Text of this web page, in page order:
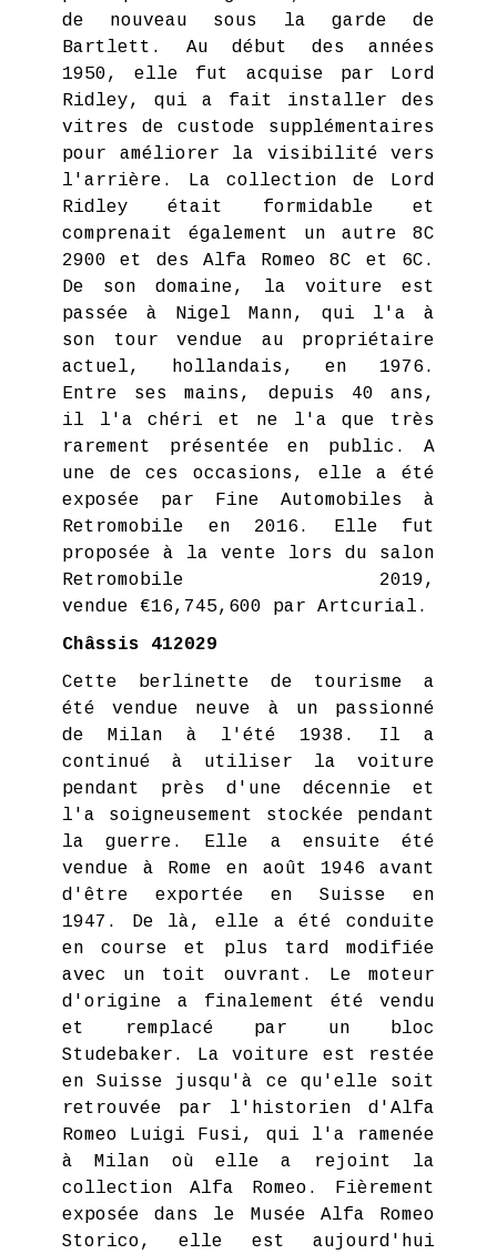
de nouveau sous la garde de
Bartlett. Au début des années
1950, elle fut acquise par Lord
Ridley, qui a fait installer des
vitres de custode supplémentaires
pour améliorer la visibilité vers
l'arrière. La collection de Lord
Ridley était formidable et
comprenait également un autre 8C
2900 et des Alfa Romeo 8C et 6C.
De son domaine, la voiture est
passée à Nigel Mann, qui l'a à
son tour vendue au propriétaire
actuel, hollandais, en 1976.
Entre ses mains, depuis 40 ans,
il l'a chéri et ne l'a que très
rarement présentée en public. A
une de ces occasions, elle a été
exposée par Fine Automobiles à
Retromobile en 2016. Elle fut
proposée à la vente lors du salon
Retromobile 2019,
vendue €16,745,600 par Artcurial.
Châssis 412029
Cette berlinette de tourisme a
été vendue neuve à un passionné
de Milan à l'été 1938. Il a
continué à utiliser la voiture
pendant près d'une décennie et
l'a soigneusement stockée pendant
la guerre. Elle a ensuite été
vendue à Rome en août 1946 avant
d'être exportée en Suisse en
1947. De là, elle a été conduite
en course et plus tard modifiée
avec un toit ouvrant. Le moteur
d'origine a finalement été vendu
et remplacé par un bloc
Studebaker. La voiture est restée
en Suisse jusqu'à ce qu'elle soit
retrouvée par l'historien d'Alfa
Romeo Luigi Fusi, qui l'a ramenée
à Milan où elle a rejoint la
collection Alfa Romeo. Fièrement
exposée dans le Musée Alfa Romeo
Storico, elle est aujourd'hui